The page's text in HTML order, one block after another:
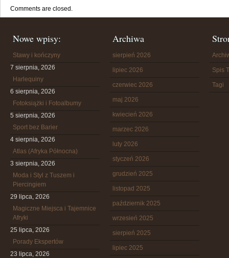
Comments are closed.
Nowe wpisy:
Stawy i kończyny
7 sierpnia, 2026
Harlequiny
6 sierpnia, 2026
Fotoksiążki i Fotoalbumy
5 sierpnia, 2026
Sport bez Barier
4 sierpnia, 2026
Atlas (Afryka Północna)
3 sierpnia, 2026
Moda i Styl z Tuszem i
Piercingiem
29 lipca, 2026
Magiczne Miejsca i Tajemnice
Afryki
25 lipca, 2026
Porady Ekspertów
23 lipca, 2026
Archiwa
sierpień 2026
lipiec 2026
czerwiec 2026
maj 2026
kwiecień 2026
marzec 2026
luty 2026
styczeń 2026
grudzień 2025
listopad 2025
październik 2025
wrzesień 2025
sierpień 2025
lipiec 2025
Spis
Tagi